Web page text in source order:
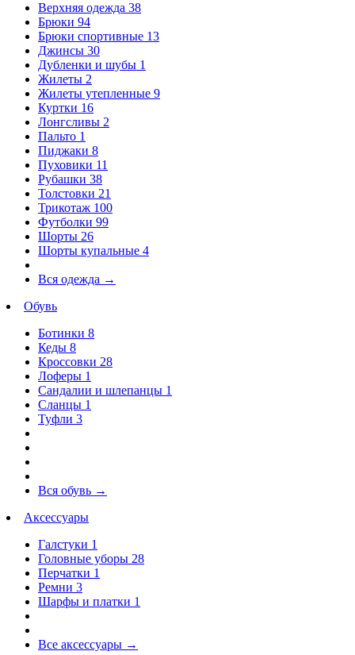
Верхняя одежда 38
Брюки 94
Брюки спортивные 13
Джинсы 30
Дубленки и шубы 1
Жилеты 2
Жилеты утепленные 9
Куртки 16
Лонгсливы 2
Пальто 1
Пиджаки 8
Пуховики 11
Рубашки 38
Толстовки 21
Трикотаж 100
Футболки 99
Шорты 26
Шорты купальные 4
Вся одежда →
Обувь
Ботинки 8
Кеды 8
Кроссовки 28
Лоферы 1
Сандалии и шлепанцы 1
Сланцы 1
Туфли 3
Вся обувь →
Аксессуары
Галстуки 1
Головные уборы 28
Перчатки 1
Ремни 3
Шарфы и платки 1
Все аксессуары →